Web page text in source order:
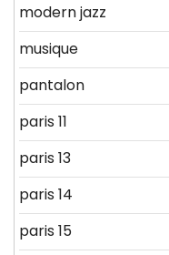
modern jazz
musique
pantalon
paris 11
paris 13
paris 14
paris 15